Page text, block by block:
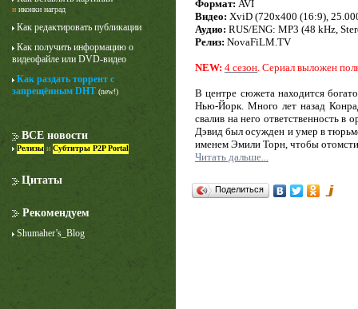
и иконки наград
Как редактировать публикации
Как получить информацию о
видеофайле или DVD-видео
Как раздать торрент с
запрещённым DHT (new!)
ВСЕ новости
Релизы и Субтитры P2P Portal
Цитаты
Рекомендуем
Shumaher’s_Blog
Лучше звоните Солу
1 сезон
Формат: AVI
Видео: XviD (720x400 (16:9),
Аудио: RUS/ENG: MP3 (48 kHz,
Релиз: NovaFiLM.TV
NEW: 4 сезон . Сериал выложен
В центре сюжета находится
Нью-Йорк. Много лет назад
свалив на него ответственность в
Дэвид был осужден и умер в
именем Эмили Торн, чтобы
Читать дальше...
Поделиться